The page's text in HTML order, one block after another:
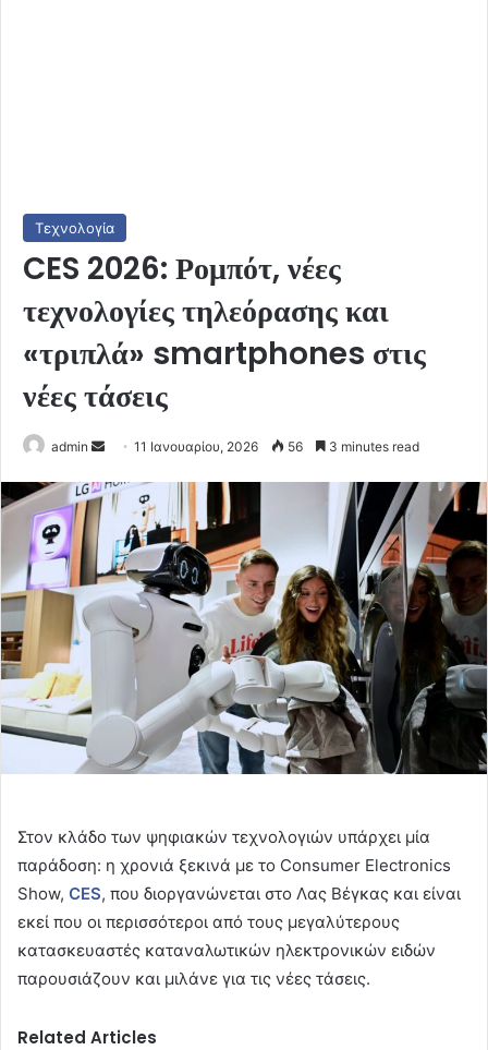
Τεχνολογία
CES 2026: Ρομπότ, νέες
τεχνολογίες τηλεόρασης και
«τριπλά» smartphones στις
νέες τάσεις
admin
Send
email
11 Ιανουαρίου, 2026 56 3 minutes read
Στον κλάδο των ψηφιακών τεχνολογιών υπάρχει μία
παράδοση: η χρονιά ξεκινά με το Consumer Electronics
Show, CES, που διοργανώνεται στο Λας Βέγκας και είναι
εκεί που οι περισσότεροι από τους μεγαλύτερους
κατασκευαστές καταναλωτικών ηλεκτρονικών ειδών
παρουσιάζουν και μιλάνε για τις νέες τάσεις.
Related Articles